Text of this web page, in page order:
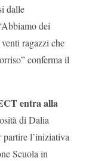
dalle
dei
ragazzi che
conferma il
entra alla
di Dalia
l’iniziativa
Scuola in